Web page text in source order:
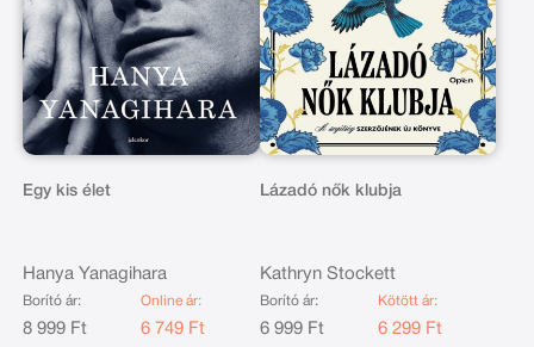
Egy kis élet
Hanya Yanagihara
Borító ár:
8 999 Ft
Online ár:
6 749 Ft
Lázadó nők klubja
Kathryn Stockett
Borító ár:
6 999 Ft
Kötött ár:
6 299 Ft